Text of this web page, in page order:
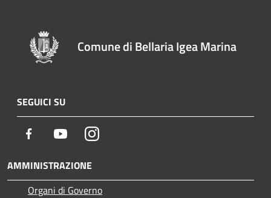
Comune di Bellaria Igea Marina
SEGUICI SU
Facebook YoutubeInstagram
AMMINISTRAZIONE
Organi di Governo